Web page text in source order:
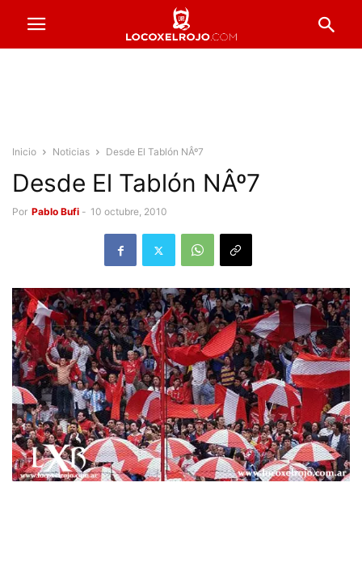
Inicio Noticias Desde El Tablón NÂº7
Desde El Tablón NÂº7
Por Pablo Bufi - 10 octubre, 2010